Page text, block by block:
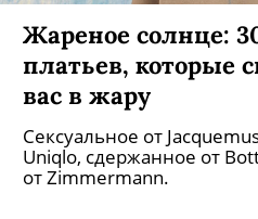
объединение
бренд,
со своей
кампусом в Пущино
Они первыми придумали
евангелистов науки и
коллаборацию с Музеем